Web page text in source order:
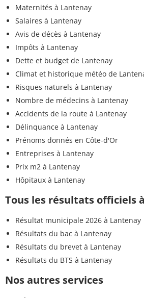
Maternités à Lantenay
Salaires à Lantenay
Avis de décès à Lantenay
Impôts à Lantenay
Dette et budget de Lantenay
Climat et historique météo de
Risques naturels à Lantenay
Nombre de médecins à Lantenay
Accidents de la route à Lantenay
Délinquance à Lantenay
Prénoms donnés en Côte-d'Or
Entreprises à Lantenay
Prix m2 à Lantenay
Hôpitaux à Lantenay
Tous les résultats officiels
Résultat municipale 2026 à Lantenay
Résultats du bac à Lantenay
Résultats du brevet à Lantenay
Résultats du BTS à Lantenay
Nos autres services